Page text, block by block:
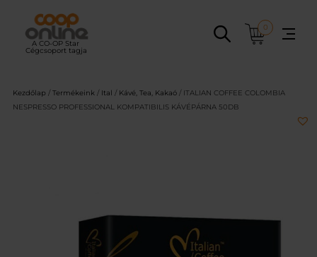
tartalomhoz
0
Kezdőlap / Termékeink / Ital / Kávé, Tea, Kakaó / ITALIAN COFFEE COLOMBIA
NESPRESSO PROFESSIONAL KOMPATIBILIS KÁVÉPÁRNA 50DB